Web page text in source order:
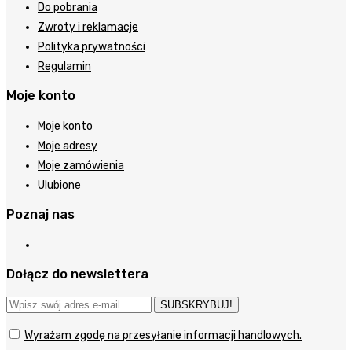
Do pobrania
Zwroty i reklamacje
Polityka prywatności
Regulamin
Moje konto
Moje konto
Moje adresy
Moje zamówienia
Ulubione
Poznaj nas
Dołącz do newslettera
SUBSKRYBUJ!
Wyrażam zgodę na przesyłanie informacji handlowych.